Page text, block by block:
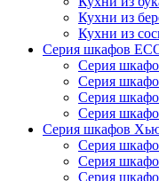
Кухни из
Кухни из
Серия шкафов
Серия
Серия
Серия
Серия
Серия шкафов
Серия
Серия
Серия